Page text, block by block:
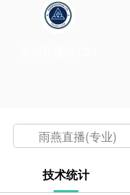
雨燕直播(专业)
技术统计